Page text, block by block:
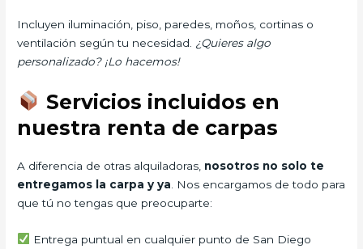
Incluyen iluminación, piso, paredes, moños, cortinas o
ventilación según tu necesidad. ¿Quieres algo
personalizado? ¡Lo hacemos!
Servicios incluidos en
nuestra renta de carpas
A diferencia de otras alquiladoras, nosotros no solo te
entregamos la carpa y ya . Nos encargamos de todo para
que tú no tengas que preocuparte:
Entrega puntual en cualquier punto de San Diego